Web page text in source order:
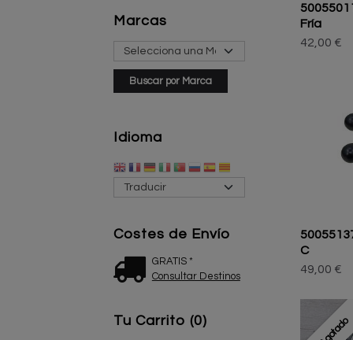
Marcas
Idioma
Costes de Envío
GRATIS *
Consultar Destinos
Tu Carrito (0)
Fría
42,00 €
C
49,00 €
Agotado